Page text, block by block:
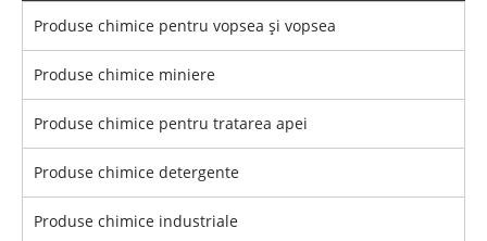
Produse chimice pentru vopsea și vopsea
Produse chimice miniere
Produse chimice pentru tratarea apei
Produse chimice detergente
Produse chimice industriale